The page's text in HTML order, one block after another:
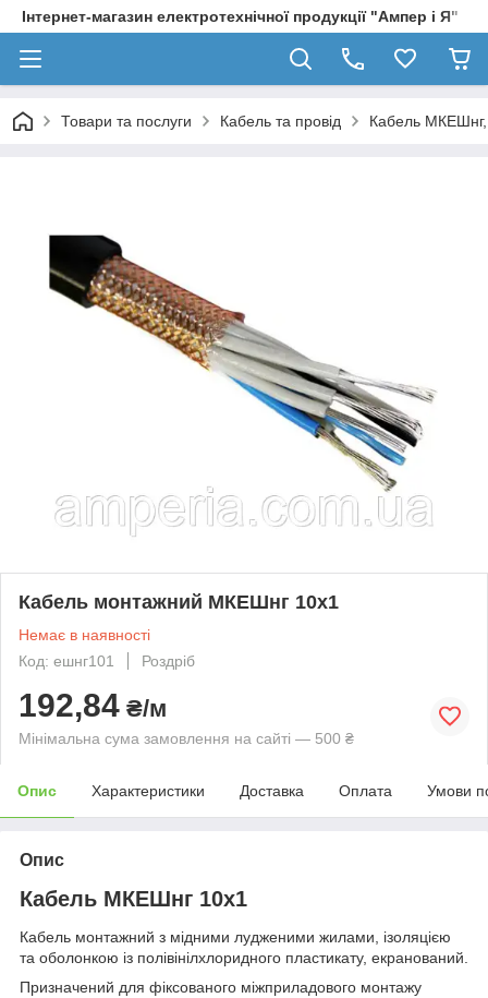
Інтернет-магазин електротехнічної продукції "Ампер і Я"
Товари та послуги Кабель та провід Кабель
Кабель монтажний МКЕШнг 10х1
Немає в наявності
Код: ешнг101
Роздріб
192,84 ₴/м
Мінімальна сума замовлення на сайті — 500 ₴
Опис Характеристики Доставка Оплата Умови
Опис
Кабель МКЕШнг 10х1
Кабель монтажний з мідними лудженими жилами, ізоляцією
та оболонкою із полівінілхлоридного пластикату, екранований.
Призначений для фіксованого міжприладового монтажу